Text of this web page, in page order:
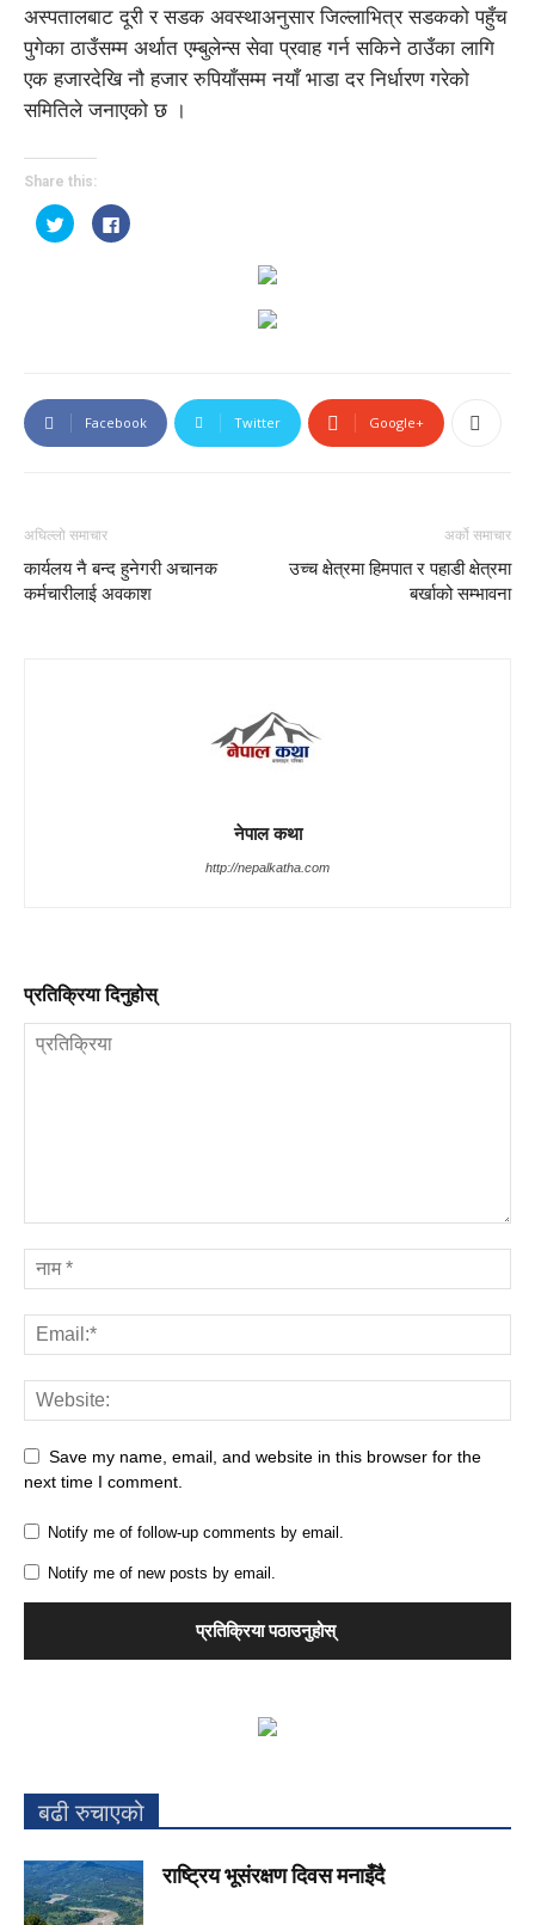
अस्पतालबाट दूरी र सडक अवस्थाअनुसार जिल्लाभित्र सडकको पहुँच
पुगेका ठाउँसम्म अर्थात एम्बुलेन्स सेवा प्रवाह गर्न सकिने ठाउँका लागि
एक हजारदेखि नौ हजार रुपियाँसम्म नयाँ भाडा दर निर्धारण गरेको
समितिले जनाएको छ ।
Share this:
Click
to
share
Click
to
Facebook Twitter Google+
अघिल्लो समाचार
कार्यलय नै बन्द हुनेगरी अचानक
कर्मचारीलाई अवकाश
अर्को समाचार
उच्च क्षेत्रमा हिमपात र पहाडी क्षेत्रमा
बर्खाको सम्भावना
नेपाल कथा
http://nepalkatha.com
प्रतिक्रिया दिनुहोस्
Save my name, email, and website in this browser for the
next time I comment.
Notify me of follow-up comments by email.
Notify me of new posts by email.
बढी रुचाएको
राष्ट्रिय भूसंरक्षण दिवस मनाइँदै